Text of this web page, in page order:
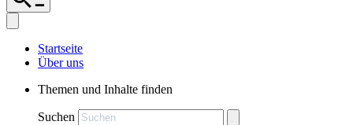
Startseite
Über uns
Themen und Inhalte finden
Suchen